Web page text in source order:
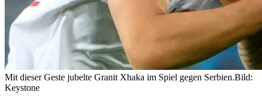
Mit dieser Geste jubelte Granit Xhaka im Spiel gegen Serbien.Bild:
Keystone